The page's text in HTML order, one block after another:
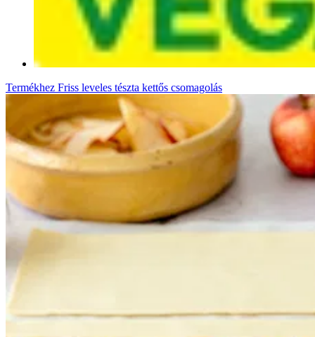
Termékhez Friss leveles tészta kettős csomagolás